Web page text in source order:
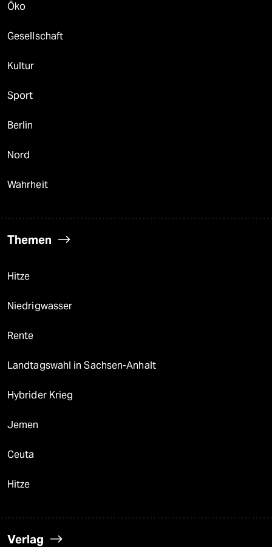
Öko
Gesellschaft
Kultur
Sport
Berlin
Nord
Wahrheit
Themen
Hitze
Niedrigwasser
Rente
Landtagswahl in Sachsen-Anhalt
Hybrider Krieg
Jemen
Ceuta
Hitze
Verlag